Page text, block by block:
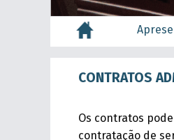
CONTRATOS
Os contratos
contratação de